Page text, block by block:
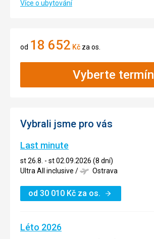
Více o ubytování
od 18 652 Kč za os.
Vyberte termín
Vybrali jsme pro vás
Last minute
st 26.8. - st 02.09.2026 (8 dní)
Ultra All inclusive / Ostrava
od 30 010 Kč za os.
Léto 2026